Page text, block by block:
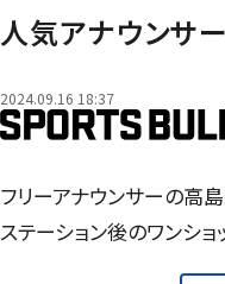
人気アナウンサ
2024.09.16 18:37
フリーアナウンサーの高
ステーション後のワンシ